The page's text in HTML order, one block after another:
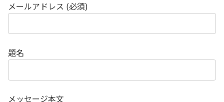
メールアドレス (必須)
題名
メッセージ本文